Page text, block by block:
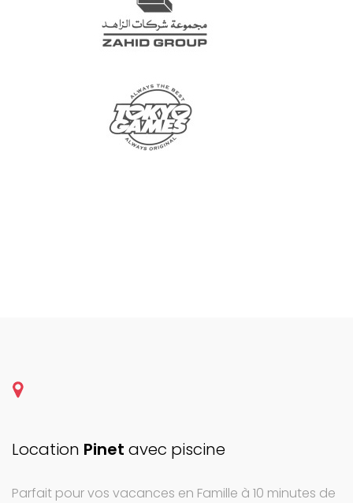
Location Pinet avec piscine
Parfait pour vos vacances en Famille à 10 minutes de